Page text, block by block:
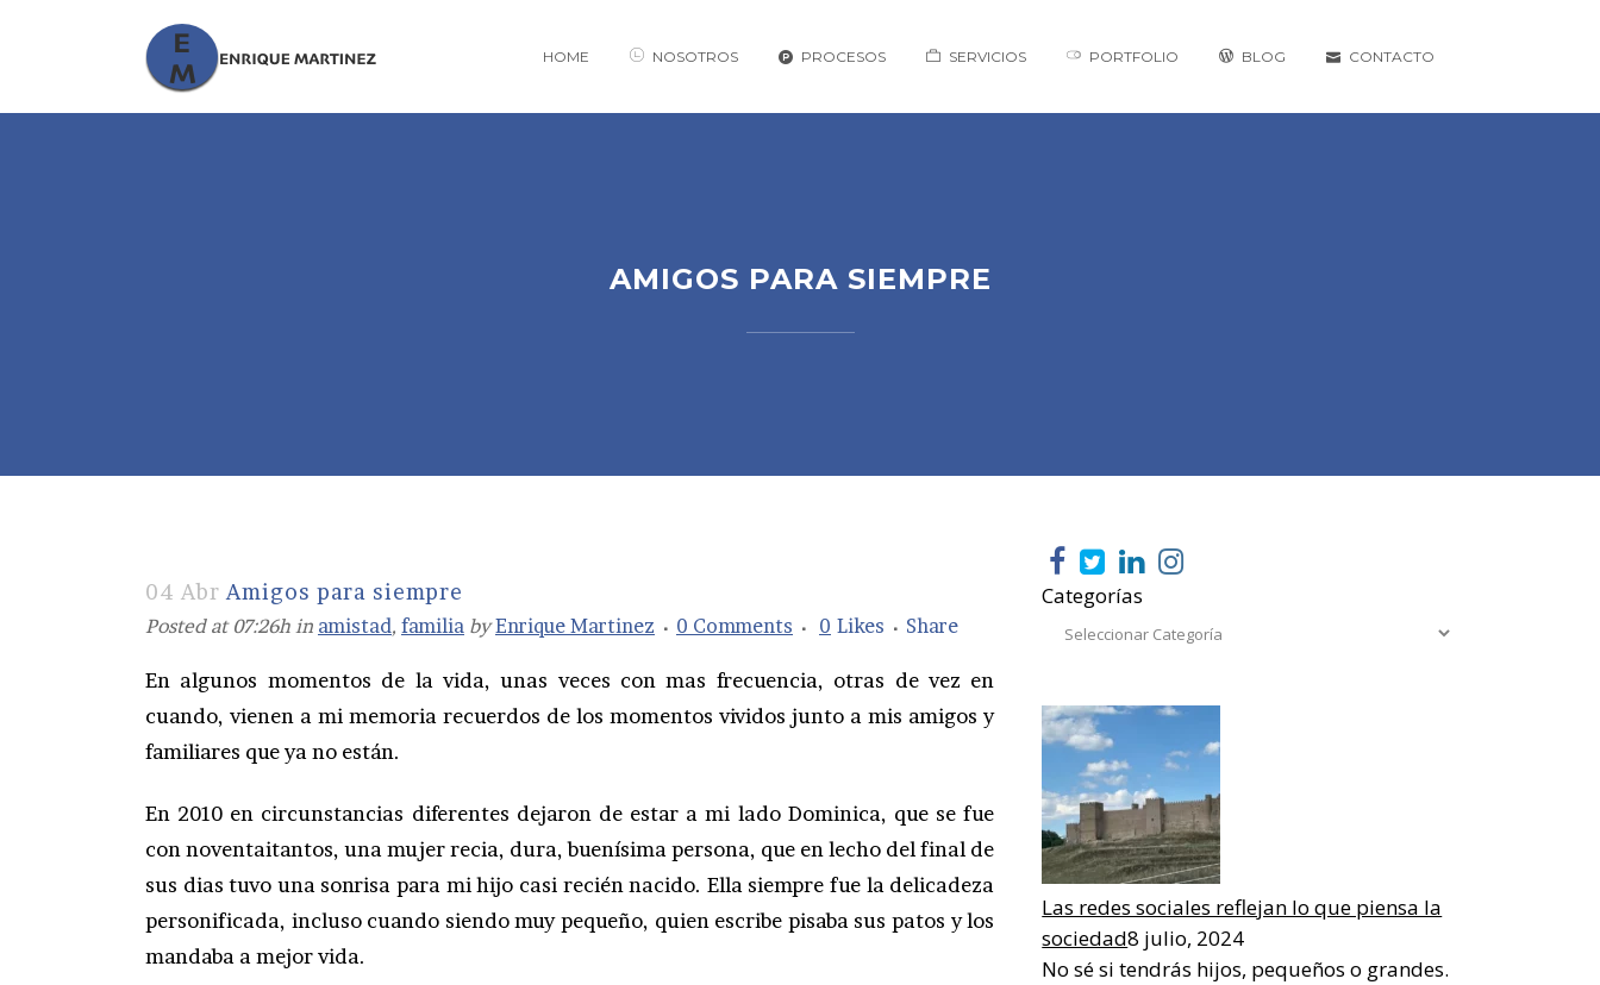
HOME NOSOTROS PROCESOS SERVICIOS PORTFOLIO BLOG CONTACTO
AMIGOS PARA SIEMPRE
04 Abr Amigos para siempre
Posted at 07:26h in amistad, familia byEnrique Martinez 0 Comments 0 Likes Share
En algunos momentos de la vida, unas veces con mas frecuencia, otras de vez en
cuando, vienen a mi memoria recuerdos de los momentos vividos junto a mis amigos y
familiares que ya no están.
En 2010 en circunstancias diferentes dejaron de estar a mi lado Dominica, que se fue
con noventaitantos, una mujer recia, dura, buenísima persona, que en lecho del final de
sus dias tuvo una sonrisa para mi hijo casi recién nacido. Ella siempre fue la delicadeza
personificada, incluso cuando siendo muy pequeño, quien escribe pisaba sus patos y los
mandaba a mejor vida.
Categorías
Las redes sociales reflejan lo que piensa la
sociedad8 julio, 2024
No sé si tendrás hijos, pequeños o grandes.